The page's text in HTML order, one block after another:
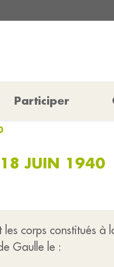
Participer
18 JUIN 1940
corps constitués à
Gaulle le :